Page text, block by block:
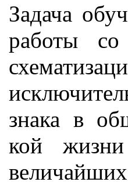
Задача
работы со
знака в
кой